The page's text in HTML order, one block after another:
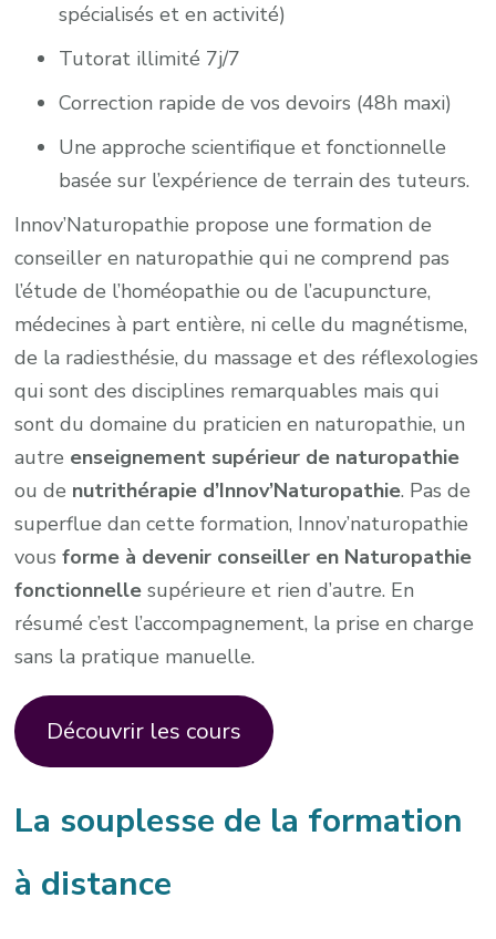
spécialisés et en activité)
Tutorat illimité 7j/7
Correction rapide de vos devoirs (48h maxi)
Une approche scientifique et fonctionnelle
basée sur l’expérience de terrain des tuteurs.
Innov’Naturopathie propose une formation de
conseiller en naturopathie qui ne comprend pas
l’étude de l’homéopathie ou de l’acupuncture,
médecines à part entière, ni celle du magnétisme,
de la radiesthésie, du massage et des réflexologies
qui sont des disciplines remarquables mais qui
sont du domaine du praticien en naturopathie, un
autre enseignement supérieur de naturopathie
ou de nutrithérapie d’Innov’Naturopathie. Pas de
superflue dan cette formation, Innov’naturopathie
vousforme à devenir conseiller en Naturopathie
fonctionnelle supérieure et rien d’autre. En
résumé c’est l’accompagnement, la prise en charge
sans la pratique manuelle.
Découvrir les cours
La souplesse de la formation
à distance